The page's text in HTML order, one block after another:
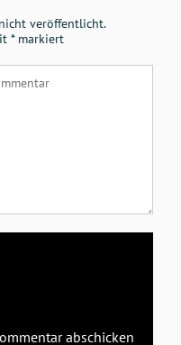
veröffentlicht.
*markiert